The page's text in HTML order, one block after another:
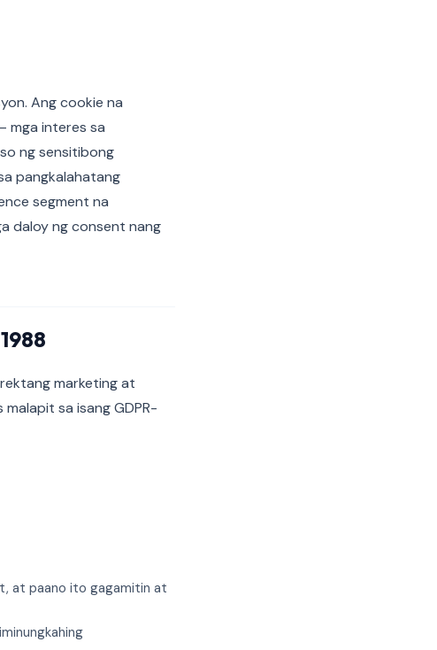
Ang cookie na
mga interes sa
ng sensitibong
pangkalahatang
segment na
daloy ng consent nang
marketing at
sa isang GDPR-
at paano ito gagamitin at